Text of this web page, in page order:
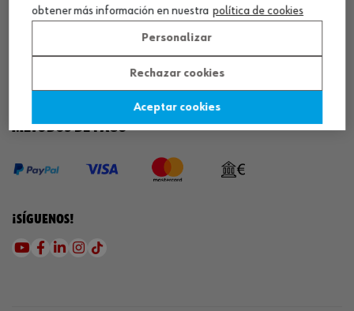
¡DESCARGA NUESTRA APP!
MÉTODOS DE PAGO
¡SÍGUENOS!
obtener más información en nuestra política de cookies
Personalizar
Rechazar cookies
Aceptar cookies